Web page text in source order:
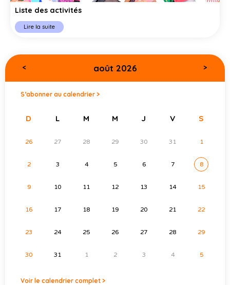
Liste des activités
Lire la suite
< août 2026 >
S’abonner au calendrier >
D L M M J V S
26 27 28 29 30 31 1
2 3 4 5 6 7 8
9 10 11 12 13 14 15
16 17 18 19 20 21 22
23 24 25 26 27 28 29
30 31 1 2 3 4 5
Voir le calendrier complet >